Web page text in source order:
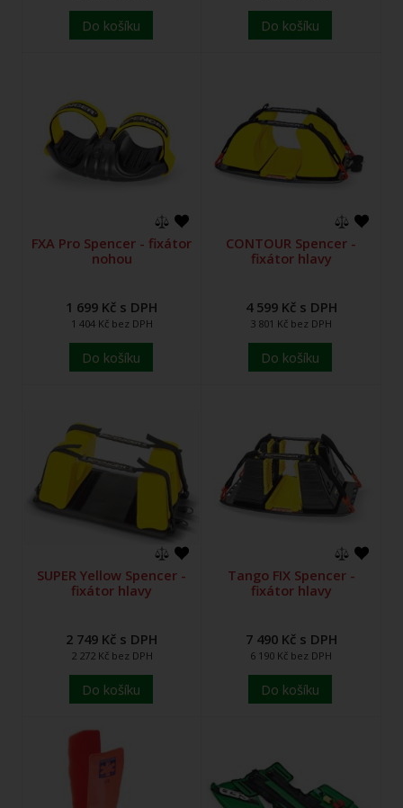
Do košíku Do košíku
FXA Pro Spencer - fixátor
nohou
1 699 Kč s DPH
1 404 Kč bez DPH
Do košíku
CONTOUR Spencer -
fixátor hlavy
4 599 Kč s DPH
3 801 Kč bez DPH
Do košíku
SUPER Yellow Spencer -
fixátor hlavy
2 749 Kč s DPH
2 272 Kč bez DPH
Do košíku
Tango FIX Spencer -
fixátor hlavy
7 490 Kč s DPH
6 190 Kč bez DPH
Do košíku